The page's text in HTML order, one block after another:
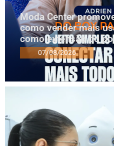
Moda Center
como vender mais
como extensão do
07/08/2026